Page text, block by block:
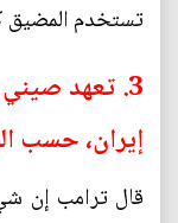
تستخدم المضيق
3. تعهد
إيران، حسب
قال ترامب إن